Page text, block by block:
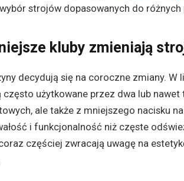
strojów dopasowanych do
kluby zmieniają
decydują się na coroczne zmiany.
często użytkowane przez dwa lub nawet
ale także z mniejszego nacisku
i funkcjonalność niż częste
częściej zwracają uwagę na